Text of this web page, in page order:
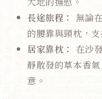
長途旅程：
無論
的腰靠與頸枕，
居家靠枕：
在沙
靜散發的草本香
意。